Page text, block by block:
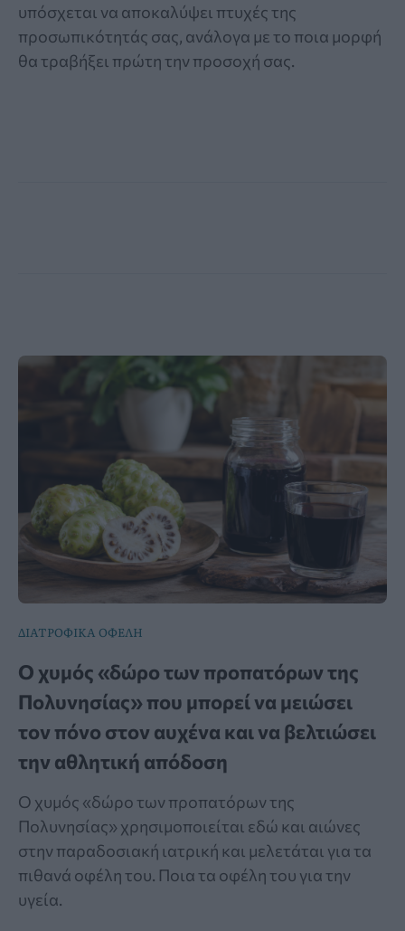
υπόσχεται να αποκαλύψει πτυχές της
προσωπικότητάς σας, ανάλογα με το ποια μορφή
θα τραβήξει πρώτη την προσοχή σας.
ΔΙΑΤΡΟΦΙΚΑ ΟΦΕΛΗ
Ο χυμός «δώρο των προπατόρων της
Πολυνησίας» που μπορεί να μειώσει
τον πόνο στον αυχένα και να βελτιώσει
την αθλητική απόδοση
Ο χυμός «δώρο των προπατόρων της
Πολυνησίας» χρησιμοποιείται εδώ και αιώνες
στην παραδοσιακή ιατρική και μελετάται για τα
πιθανά οφέλη του. Ποια τα οφέλη του για την
υγεία.